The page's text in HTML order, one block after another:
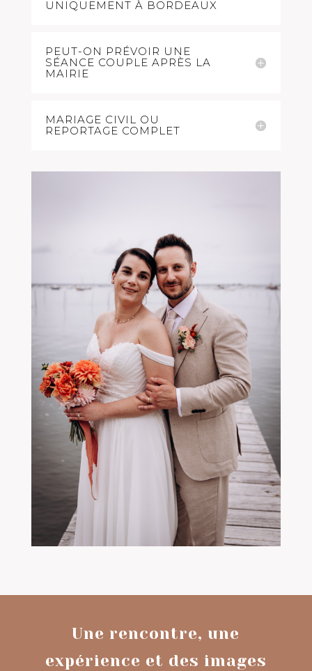
UNIQUEMENT À BORDEAUX
PEUT-ON PRÉVOIR UNE
SÉANCE COUPLE APRÈS LA
MAIRIE
MARIAGE CIVIL OU
REPORTAGE COMPLET
Une rencontre, une
expérience et des images